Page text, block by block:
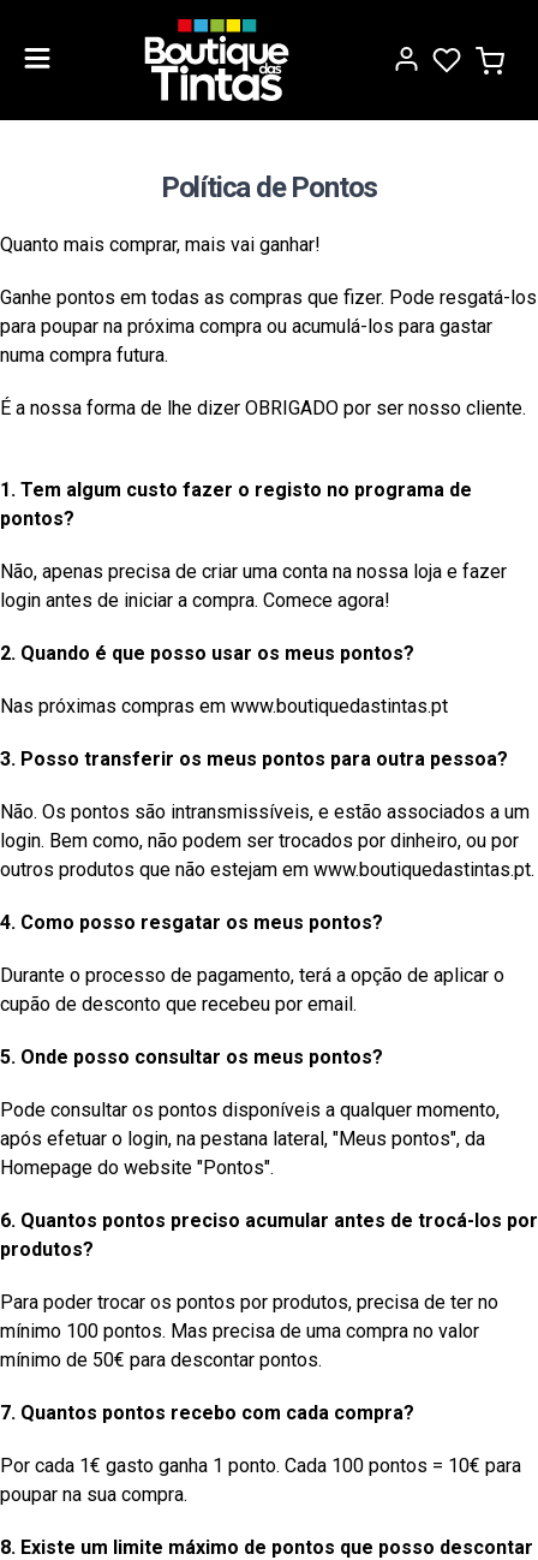
Política de Pontos
Quanto mais comprar, mais vai ganhar!
Ganhe pontos em todas as compras que fizer. Pode resgatá-los
para poupar na próxima compra ou acumulá-los para gastar
numa compra futura.
É a nossa forma de lhe dizer OBRIGADO por ser nosso cliente.
1. Tem algum custo fazer o registo no programa de
pontos?
Não, apenas precisa de criar uma conta na nossa loja e fazer
login antes de iniciar a compra. Comece agora!
2. Quando é que posso usar os meus pontos?
Nas próximas compras em www.boutiquedastintas.pt
3. Posso transferir os meus pontos para outra pessoa?
Não. Os pontos são intransmissíveis, e estão associados a um
login. Bem como, não podem ser trocados por dinheiro, ou por
outros produtos que não estejam em www.boutiquedastintas.pt.
4. Como posso resgatar os meus pontos?
Durante o processo de pagamento, terá a opção de aplicar o
cupão de desconto que recebeu por email.
5. Onde posso consultar os meus pontos?
Pode consultar os pontos disponíveis a qualquer momento,
após efetuar o login, na pestana lateral, "Meus pontos", da
Homepage do website "Pontos".
6. Quantos pontos preciso acumular antes de trocá-los por
produtos?
Para poder trocar os pontos por produtos, precisa de ter no
mínimo 100 pontos. Mas precisa de uma compra no valor
mínimo de 50€ para descontar pontos.
7. Quantos pontos recebo com cada compra?
Por cada 1€ gasto ganha 1 ponto. Cada 100 pontos = 10€ para
poupar na sua compra.
8. Existe um limite máximo de pontos que posso descontar